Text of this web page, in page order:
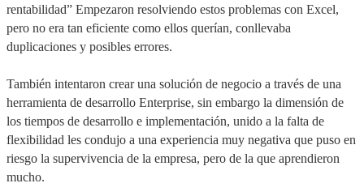
rentabilidad” Empezaron resolviendo estos problemas con Excel,
pero no era tan eficiente como ellos querían, conllevaba
duplicaciones y posibles errores.
También intentaron crear una solución de negocio a través de una
herramienta de desarrollo Enterprise, sin embargo la dimensión de
los tiempos de desarrollo e implementación, unido a la falta de
flexibilidad les condujo a una experiencia muy negativa que puso en
riesgo la supervivencia de la empresa, pero de la que aprendieron
mucho.